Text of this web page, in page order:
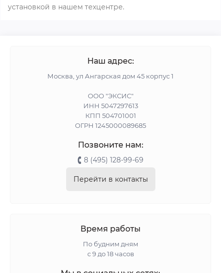
установкой в нашем техцентре.
Наш адрес:
Москва, ул Ангарская дом 45 корпус 1
ООО "ЭКСИС"
ИНН 5047297613
КПП 504701001
ОГРН 1245000089685
Позвоните нам:
8 (495) 128-99-69
Перейти в контакты
Время работы
По будним дням
с 9 до 18 часов